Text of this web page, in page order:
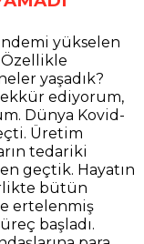
yükselen
yaşadık?
ediyorum,
Dünya Kovid-
Üretim
tedariki
geçtik. Hayatın
bütün
ertelenmiş
başladı.